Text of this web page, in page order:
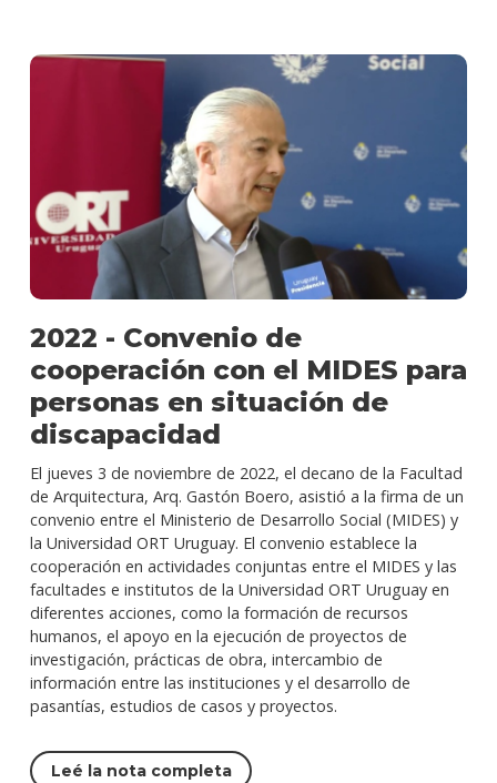
2022 - Convenio de
cooperación con el MIDES para
personas en situación de
discapacidad
El jueves 3 de noviembre de 2022, el decano de la Facultad
de Arquitectura, Arq. Gastón Boero, asistió a la firma de un
convenio entre el Ministerio de Desarrollo Social (MIDES) y
la Universidad ORT Uruguay. El convenio establece la
cooperación en actividades conjuntas entre el MIDES y las
facultades e institutos de la Universidad ORT Uruguay en
diferentes acciones, como la formación de recursos
humanos, el apoyo en la ejecución de proyectos de
investigación, prácticas de obra, intercambio de
información entre las instituciones y el desarrollo de
pasantías, estudios de casos y proyectos.
Leé la nota completa